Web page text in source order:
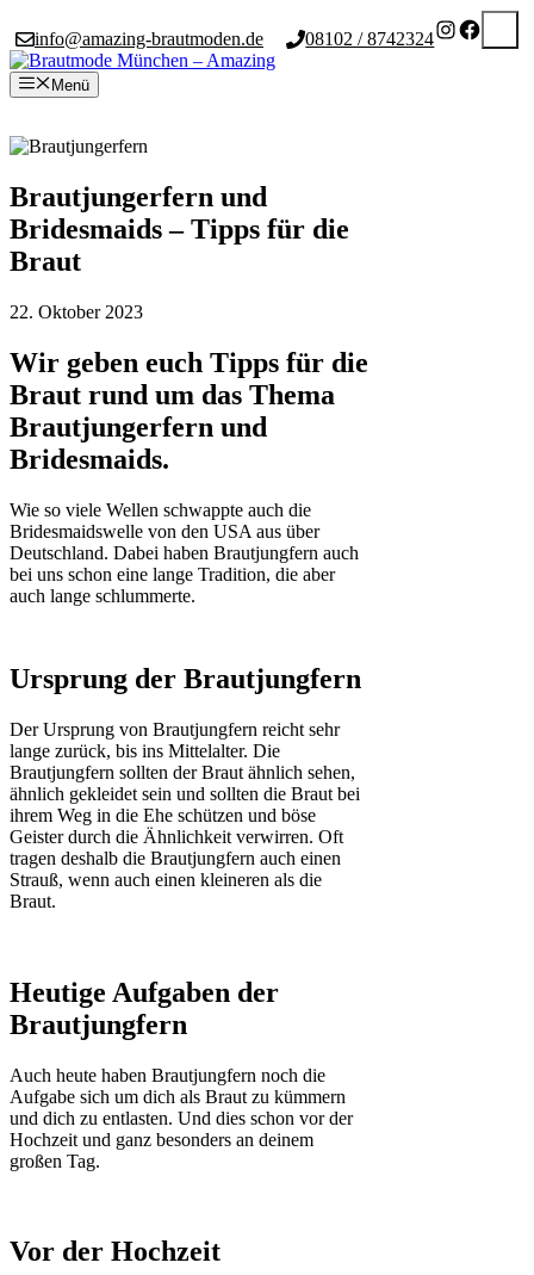
Inhalt
springen
info@amazing-brautmoden.de 08102 / 8742324Instagram
Menü
Brautjungerfern und
Bridesmaids – Tipps für die
Braut
22. Oktober 2023
Wir geben euch Tipps für die
Braut rund um das Thema
Brautjungerfern und
Bridesmaids.
Wie so viele Wellen schwappte auch die
Bridesmaidswelle von den USA aus über
Deutschland. Dabei haben Brautjungfern auch
bei uns schon eine lange Tradition, die aber
auch lange schlummerte.
Ursprung der Brautjungfern
Der Ursprung von Brautjungfern reicht sehr
lange zurück, bis ins Mittelalter. Die
Brautjungfern sollten der Braut ähnlich sehen,
ähnlich gekleidet sein und sollten die Braut bei
ihrem Weg in die Ehe schützen und böse
Geister durch die Ähnlichkeit verwirren. Oft
tragen deshalb die Brautjungfern auch einen
Strauß, wenn auch einen kleineren als die
Braut.
Heutige Aufgaben der
Brautjungfern
Auch heute haben Brautjungfern noch die
Aufgabe sich um dich als Braut zu kümmern
und dich zu entlasten. Und dies schon vor der
Hochzeit und ganz besonders an deinem
großen Tag.
Vor der Hochzeit